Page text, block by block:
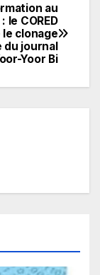
au
le CORED
clonage
du journal
Yoor Bi